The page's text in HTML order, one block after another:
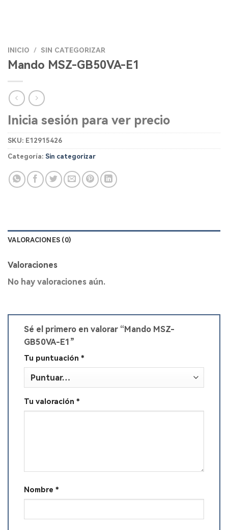
INICIO / SIN CATEGORIZAR
Mando MSZ-GB50VA-E1
Inicia sesión para ver precio
SKU: E12915426
Categoría: Sin categorizar
VALORACIONES (0)
Valoraciones
No hay valoraciones aún.
Sé el primero en valorar “Mando MSZ-
GB50VA-E1”
Tu puntuación *
Tu valoración *
Nombre *